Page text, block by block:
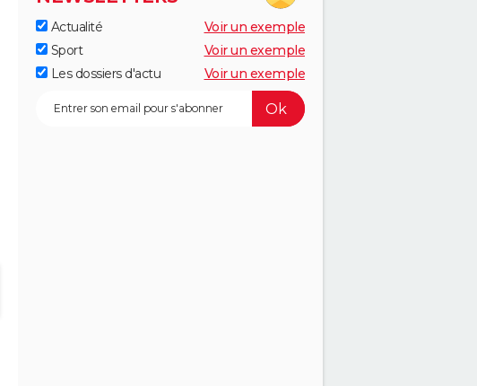
Actualité
Voir un exemple
Sport
Voir un exemple
Les dossiers d'actu
Voir un exemple